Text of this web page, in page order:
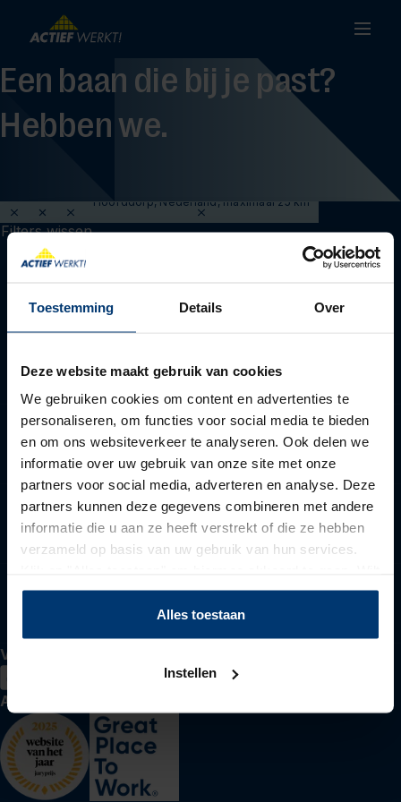
Toestemming Details Over
Deze website maakt gebruik van cookies
We gebruiken cookies om content en advertenties te
personaliseren, om functies voor social media te bieden
en om ons websiteverkeer te analyseren. Ook delen we
informatie over uw gebruik van onze site met onze
partners voor social media, adverteren en analyse. Deze
partners kunnen deze gegevens combineren met andere
informatie die u aan ze heeft verstrekt of die ze hebben
verzameld op basis van uw gebruik van hun services.
u liever geen cookies, klik dan op "instellen". Op onze
kunt u meer lezen over onze cookies.
Alles toestaan
Instellen
Een baan die bij je past?
Hebben we.
Hoofddorp, Nederland, maximaal 25 km
Filters wissen
Voor werkzoekenden
Voor werkgevers
Volg ons
Awards